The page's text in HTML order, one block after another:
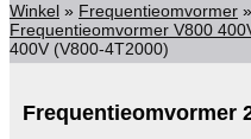
Winkel » Frequentieomvormer »
Frequentieomvormer V800
400V (V800-4T2000)
Frequentieomvormer